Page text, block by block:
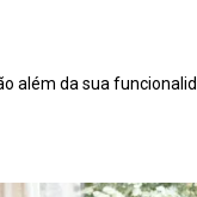
além da sua